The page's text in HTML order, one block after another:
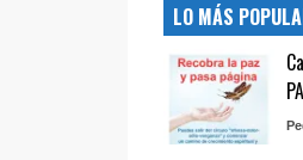
LO MÁS